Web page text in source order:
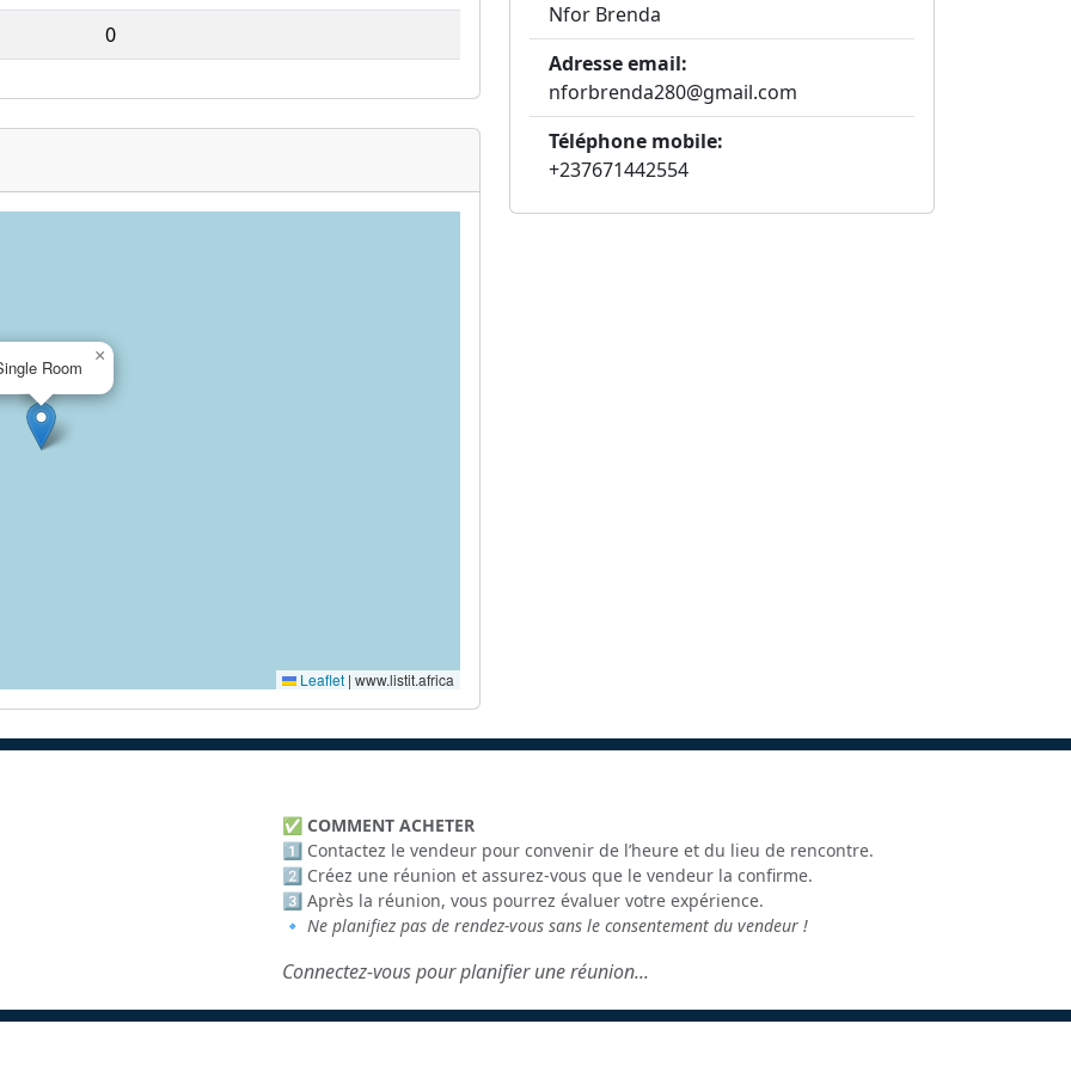
0
Room
×
Leaflet | www.listit.africa
Nfor Brenda
Adresse email:
nforbrenda280@gmail.com
Téléphone mobile:
+237671442554
✅ COMMENT ACHETER
1️⃣ Contactez le vendeur pour convenir de l’heure et du lieu de rencontre.
2️⃣ Créez une réunion et assurez-vous que le vendeur la confirme.
3️⃣ Après la réunion, vous pourrez évaluer votre expérience.
🔹 Ne planifiez pas de rendez-vous sans le consentement du vendeur !
Connectez-vous pour planifier une réunion...